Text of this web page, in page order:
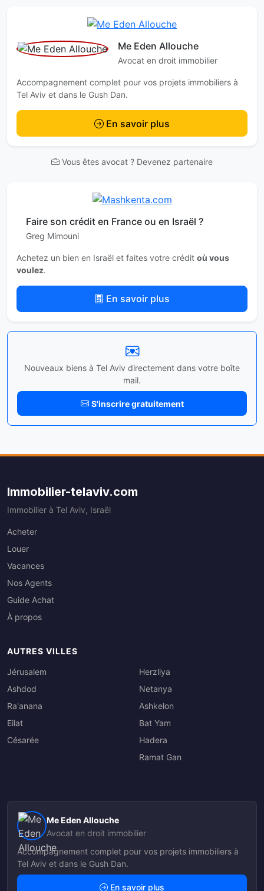
Me Eden Allouche
Avocat en droit immobilier
Accompagnement complet pour vos projets immobiliers à
Tel Aviv et dans le Gush Dan.
En savoir plus
Vous êtes avocat ? Devenez partenaire
Faire son crédit en France ou en Israël ?
Greg Mimouni
Achetez un bien en Israël et faites votre crédit où vous
voulez.
En savoir plus
Nouveaux biens à Tel Aviv directement dans votre boîte
mail.
S'inscrire gratuitement
Immobilier-telaviv.com
Immobilier à Tel Aviv, Israël
Acheter
Louer
Vacances
Nos Agents
Guide Achat
À propos
AUTRES VILLES
Jérusalem
Ashdod
Ra'anana
Eilat
Césarée
Herzliya
Netanya
Ashkelon
Bat Yam
Hadera
Ramat Gan
Me Eden Allouche
Avocat en droit immobilier
Accompagnement complet pour vos projets immobiliers à
Tel Aviv et dans le Gush Dan.
En savoir plus